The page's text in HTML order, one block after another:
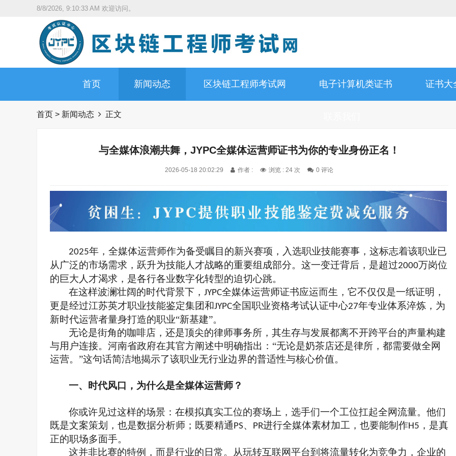
8/8/2026, 9:10:34 AM 欢迎访问。
首页 新闻动态 区块链工程师考试网 电子计算机类证书 证书大
首页 > 新闻动态 正文
与全媒体浪潮共舞，JYPC全媒体运营师证书为你的专业身份正名！
2026-05-18 20:02:29 作者 : 浏览 : 24 次 0 评论
2025年，全媒体运营师作为备受瞩目的新兴赛项，入选职业技能赛事，这标志着该职业已
从广泛的市场需求，跃升为技能人才战略的重要组成部分。这一变迁背后，是超过2000万岗位
的巨大人才渴求，是各行各业数字化转型的迫切心跳。
在这样波澜壮阔的时代背景下，JYPC全媒体运营师证书应运而生，它不仅仅是一纸证明，
更是经过江苏英才职业技能鉴定集团和JYPC全国职业资格考试认证中心27年专业体系淬炼，为
新时代运营者量身打造的职业“新基建”。
无论是街角的咖啡店，还是顶尖的律师事务所，其生存与发展都离不开跨平台的声量构建
与用户连接。河南省政府在其官方阐述中明确指出： “无论是奶茶店还是律所，都需要做全网
运营。”这句话简洁地揭示了该职业无行业边界的普适性与核心价值。
一、 时代风口 ， 为什么是全媒体运营师？
你或许见过这样的场景：在模拟真实工位的赛场上，选手们一个工位扛起全网流量。他们
既是文案策划，也是数据分析师；既要精通PS、 PR进行全媒体素材加工，也要能制作H5 ，是真
正的职场多面手。
这并非比赛的特例，而是行业的日常。从玩转互联网平台到将流量转化为竞争力，企业的